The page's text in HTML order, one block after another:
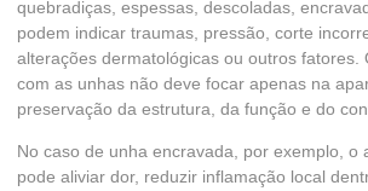
quebradiças, espessas, descoladas,
podem indicar traumas, pressão, corte
alterações dermatológicas ou outros fatores.
com as unhas não deve focar apenas na
preservação da estrutura, da função e do
No caso de unha encravada, por exemplo, o
pode aliviar dor, reduzir inflamação local